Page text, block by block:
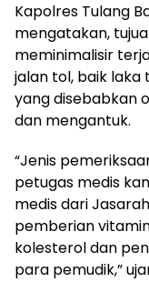
Kapolres Tulang
mengatakan,
meminimalisir
jalan tol, baik laka
yang disebabkan
dan mengantuk.
“Jenis
petugas medis
medis dari
pemberian
kolesterol dan
para pemudik,”